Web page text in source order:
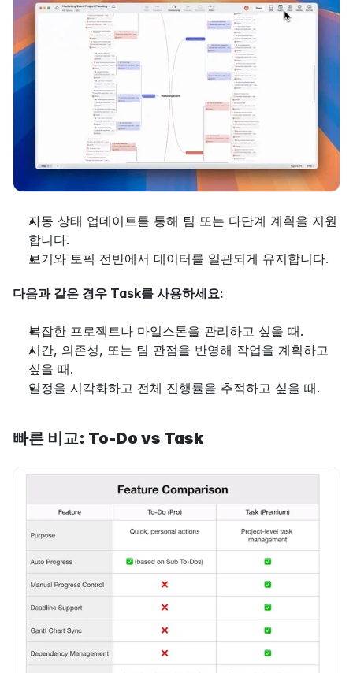
자동 상태 업데이트를 통해 팀 또는 다단계 계획을 지원
합니다.
보기와 토픽 전반에서 데이터를 일관되게 유지합니다.
다음과 같은 경우 Task를 사용하세요:
복잡한 프로젝트나 마일스톤을 관리하고 싶을 때.
시간, 의존성, 또는 팀 관점을 반영해 작업을 계획하고
싶을 때.
일정을 시각화하고 전체 진행률을 추적하고 싶을 때.
빠른 비교: To-Do vs Task